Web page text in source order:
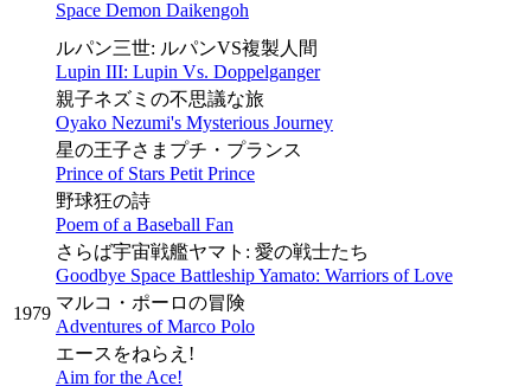
Space Demon Daikengoh
ルパン三世: ルパンVS複製人間
Lupin III: Lupin Vs. Doppelganger
親子ネズミの不思議な旅
Oyako Nezumi's Mysterious Journey
星の王子さまプチ・プランス
Prince of Stars Petit Prince
野球狂の詩
Poem of a Baseball Fan
さらば宇宙戦艦ヤマト: 愛の戦士たち
Goodbye Space Battleship Yamato: Warriors of Love
1979
マルコ・ポーロの冒険
Adventures of Marco Polo
エースをねらえ!
Aim for the Ace!